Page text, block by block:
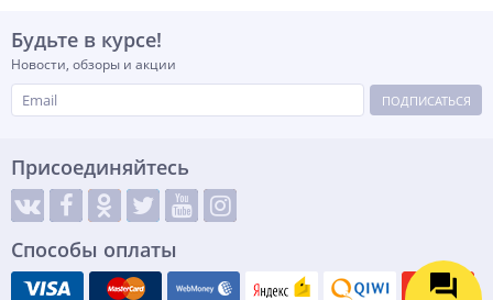
Будьте в курсе!
Новости, обзоры и акции
ПОДПИСАТЬСЯ
Присоединяйтесь
Способы оплаты